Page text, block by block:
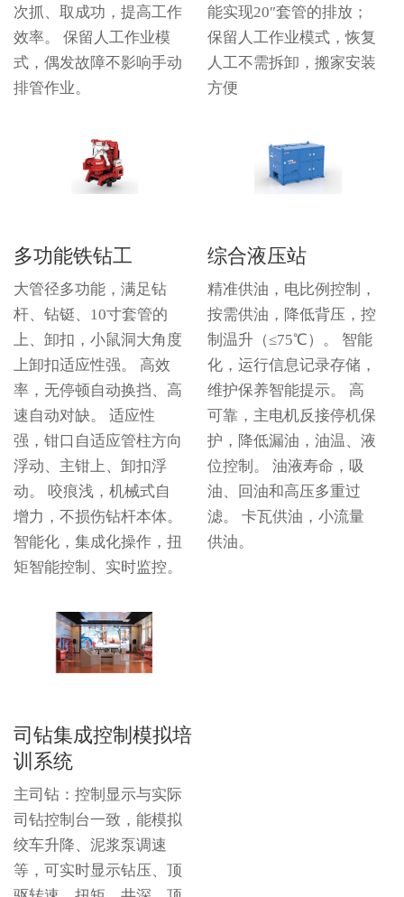
次抓、取成功，提高工作
效率。 保留人工作业模
式，偶发故障不影响手动
排管作业。
能实现20″套管的排放；
保留人工作业模式，恢复
人工不需拆卸，搬家安装
方便
多功能铁钻工
大管径多功能，满足钻
杆、钻铤、10寸套管的
上、卸扣，小鼠洞大角度
上卸扣适应性强。 高效
率，无停顿自动换挡、高
速自动对缺。 适应性
强，钳口自适应管柱方向
浮动、主钳上、卸扣浮
动。 咬痕浅，机械式自
增力，不损伤钻杆本体。
智能化，集成化操作，扭
矩智能控制、实时监控。
综合液压站
精准供油，电比例控制，
按需供油，降低背压，控
制温升（≤75℃）。 智能
化，运行信息记录存储，
维护保养智能提示。 高
可靠，主电机反接停机保
护，降低漏油，油温、液
位控制。 油液寿命，吸
油、回油和高压多重过
滤。 卡瓦供油，小流量
供油。
司钻集成控制模拟培
训系统
主司钻：控制显示与实际
司钻控制台一致，能模拟
绞车升降、泥浆泵调速
等，可实时显示钻压、顶